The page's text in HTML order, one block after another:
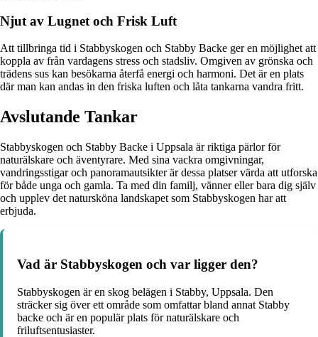
Njut av Lugnet och Frisk Luft
Att tillbringa tid i Stabbyskogen och Stabby Backe ger en möjlighet att
koppla av från vardagens stress och stadsliv. Omgiven av grönska och
trädens sus kan besökarna återfå energi och harmoni. Det är en plats
där man kan andas in den friska luften och låta tankarna vandra fritt.
Avslutande Tankar
Stabbyskogen och Stabby Backe i Uppsala är riktiga pärlor för
naturälskare och äventyrare. Med sina vackra omgivningar,
vandringsstigar och panoramautsikter är dessa platser värda att utforska
för både unga och gamla. Ta med din familj, vänner eller bara dig själv
och upplev det natursköna landskapet som Stabbyskogen har att
erbjuda.
Vad är Stabbyskogen och var ligger den?
Stabbyskogen är en skog belägen i Stabby, Uppsala. Den
sträcker sig över ett område som omfattar bland annat Stabby
backe och är en populär plats för naturälskare och
friluftsentusiaster.